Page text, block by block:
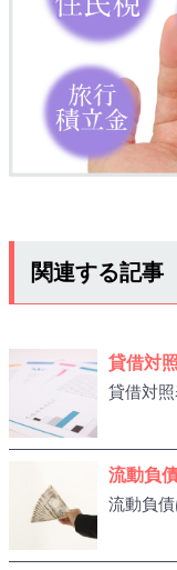
関連する記事
貸借対
貸借対
流動負
流動負